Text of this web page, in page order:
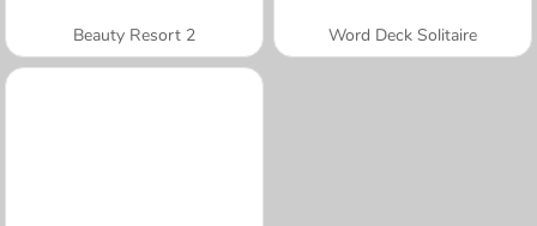
Beauty Resort 2 Word Deck Solitaire